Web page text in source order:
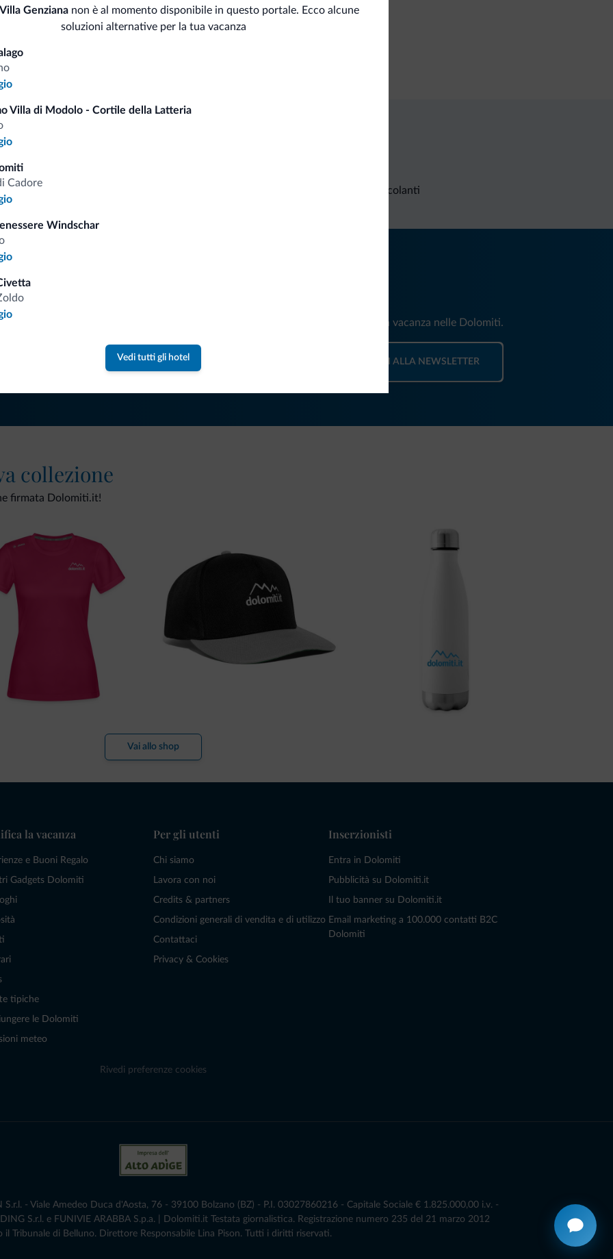
Struttura non fumatori
Genziana non è al momento disponibile in questo portale. Ecco alcune
soluzioni alternative per la tua vacanza
Villa di Modolo - Cortile della Latteria
Cadore
Windschar
Vedi tutti gli hotel
Richieste non vincolanti
Riceverai informazioni, offerte esclusive e news per la tua vacanza nelle Dolomiti.
ISCRIVITI ALLA NEWSLETTER
collezione
firmata Dolomiti.it!
Vai allo shop
la vacanza
e Buoni Regalo
Gadgets Dolomiti
tipiche
le Dolomiti
meteo
Per gli utenti
Chi siamo
Lavora con noi
Credits & partners
Condizioni generali di vendita e di utilizzo
Contattaci
Privacy & Cookies
Inserzionisti
Entra in Dolomiti
Pubblicità su Dolomiti.it
Il tuo banner su Dolomiti.it
Email marketing a 100.000 contatti B2C
Dolomiti
Rivedi preferenze cookies
- Viale Amedeo Duca d'Aosta, 76 - 39100 Bolzano (BZ) - P.I. 03027860216 - Capitale Sociale € 1.825.000,00 i.v. -
S.r.l. e FUNIVIE ARABBA S.p.a. | Dolomiti.it Testata giornalistica. Registrazione numero 235 del 21 marzo 2012
il Tribunale di Belluno.­ Direttore Responsabile Lina Pison. Tutti i diritti riservati.